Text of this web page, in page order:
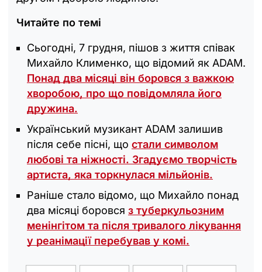
Читайте по темі
Сьогодні, 7 грудня, пішов з життя співак
Михайло Клименко, що відомий як ADAM.
Понад два місяці він боровся з важкою
хворобою, про що повідомляла його
дружина.
Український музикант ADAM залишив
після себе пісні, що стали символом
любові та ніжності. Згадуємо творчість
артиста, яка торкнулася мільйонів.
Раніше стало відомо, що Михайло понад
два місяці боровся з туберкульозним
менінгітом та після тривалого лікування
у реанімації перебував у комі.